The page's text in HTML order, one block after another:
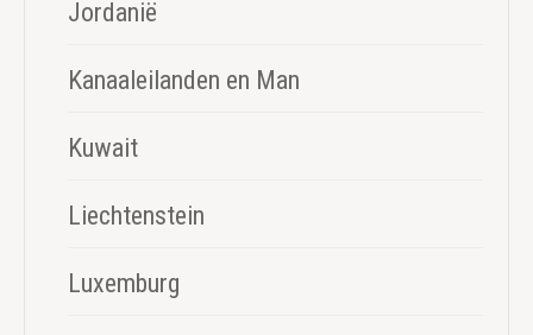
Jordanië
Kanaaleilanden en Man
Kuwait
Liechtenstein
Luxemburg